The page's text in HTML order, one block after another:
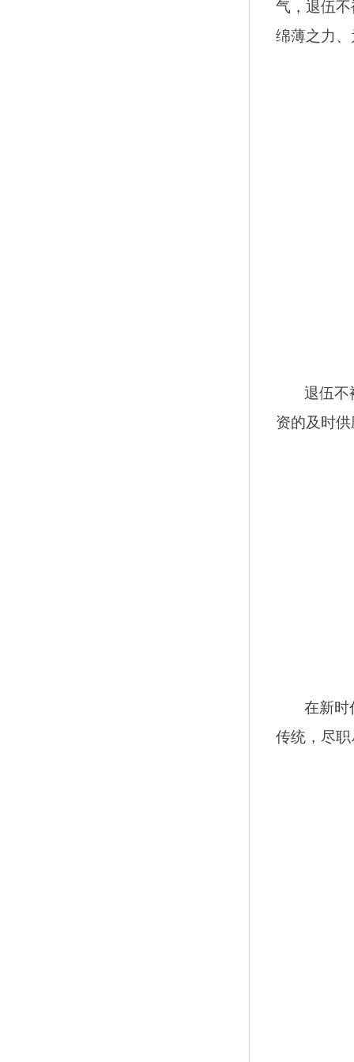
气，退伍
绵薄之力
退伍不
资的及时
在新时
传统，尽